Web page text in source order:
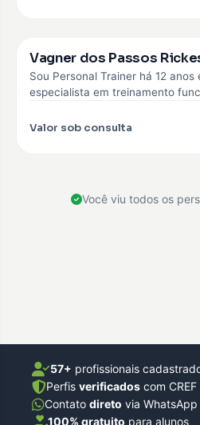
Vagner dos Passos
Sou Personal Trainer há 12 anos
especialista em treinamento
Valor sob consulta
Você viu todos os
57+ profissionais
Perfis verificados com CREF
Contato direto via WhatsApp
100% gratuito para alunos